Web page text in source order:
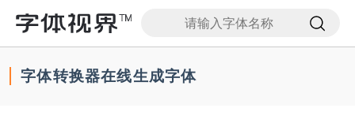
字体转换器在线生成字体